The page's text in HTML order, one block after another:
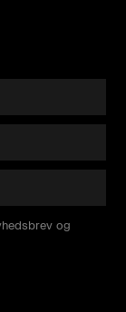
og